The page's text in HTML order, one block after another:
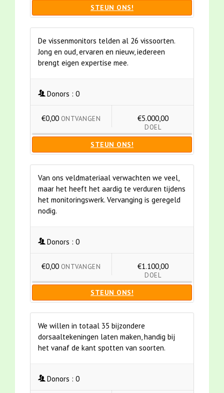
STEUN ONS!
De vissenmonitors telden al 26 vissoorten.
Jong en oud, ervaren en nieuw, iedereen
brengt eigen expertise mee.
Donors : 0
€0,00 ONTVANGEN €5.000,00
DOEL
STEUN ONS!
Van ons veldmateriaal verwachten we veel,
maar het heeft het aardig te verduren tijdens
het monitoringswerk. Vervanging is geregeld
nodig.
Donors : 0
€0,00 ONTVANGEN €1.100,00
DOEL
STEUN ONS!
We willen in totaal 35 bijzondere
dorsaaltekeningen laten maken, handig bij
het vanaf de kant spotten van soorten.
Donors : 0